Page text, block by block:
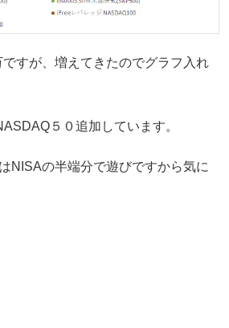
すが、増えてきたのでグラフ入れ
５０追加しています。
NISAの半端分で遊びですから気に